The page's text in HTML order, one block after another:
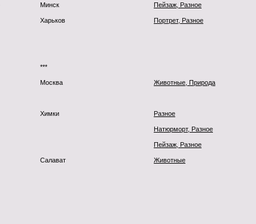
Минск Пейзаж, Разное
Харьков Портрет, Разное
***
Москва Животные, Природа
Химки Разное
Натюрморт, Разное
Пейзаж, Разное
Салават Животные